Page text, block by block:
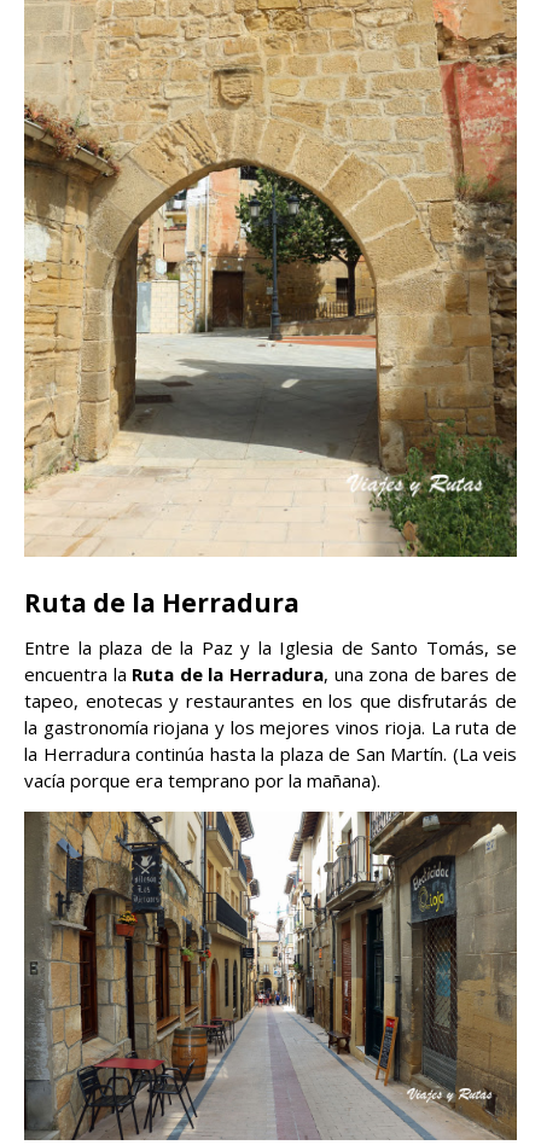
Ruta de la Herradura
Entre la plaza de la Paz y la Iglesia de Santo Tomás, se
encuentra la Ruta de la Herradura, una zona de bares de
tapeo, enotecas y restaurantes en los que disfrutarás de
la gastronomía riojana y los mejores vinos rioja. La ruta de
la Herradura continúa hasta la plaza de San Martín. (La veis
vacía porque era temprano por la mañana).